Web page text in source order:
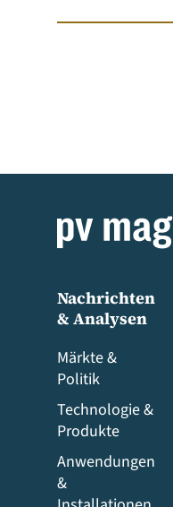
Nachrichten
& Analysen
Märkte &
Politik
Technologie &
Produkte
Anwendungen
&